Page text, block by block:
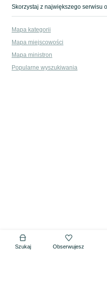
Mapa kategorii
Mapa miejscowości
Mapa ministron
Popularne wyszukiwania
Szukaj Obserwujesz